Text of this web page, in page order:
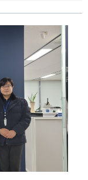
대해 논의하였다.